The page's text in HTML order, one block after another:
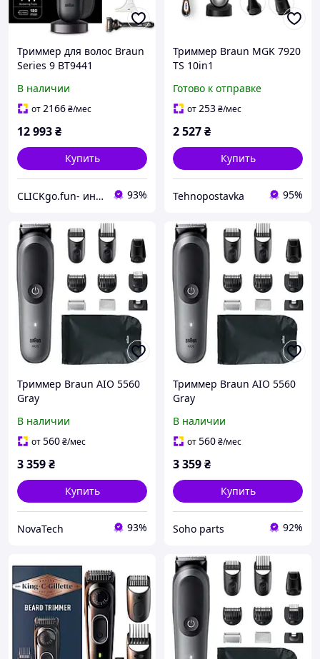
Триммер для волос Braun
Series 9 BT9441
В наличии
от2166₴/мес
12 993₴
Купить
CLICKgo.fun- интернет магазин 93%
Триммер Braun MGK 7920
TS 10in1
Готово к отправке
от253₴/мес
2 527₴
Купить
Tehnopostavka 95%
Триммер Braun AIO 5560
Gray
В наличии
от560₴/мес
3 359₴
Купить
NovaTech 93%
Триммер Braun AIO 5560
Gray
В наличии
от560₴/мес
3 359₴
Купить
Soho parts 92%